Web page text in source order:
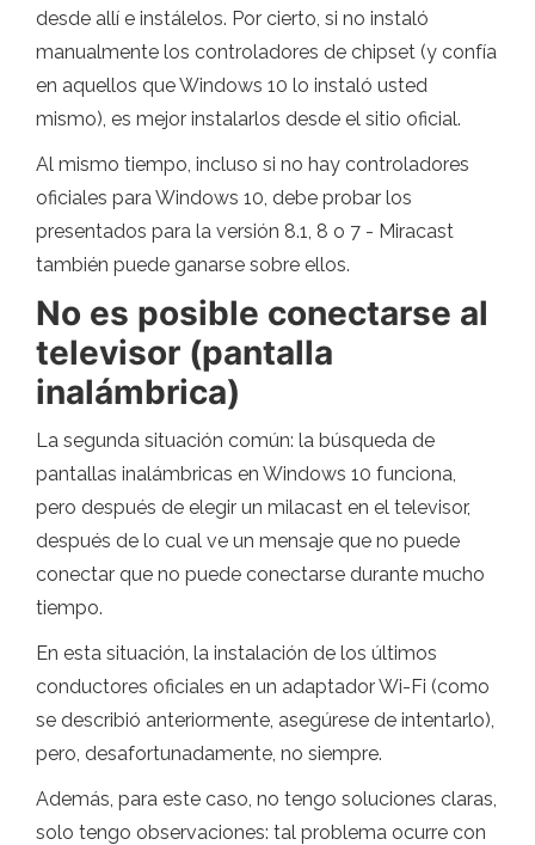
desde allí e instálelos. Por cierto, si no instaló
manualmente los controladores de chipset (y confía
en aquellos que Windows 10 lo instaló usted
mismo), es mejor instalarlos desde el sitio oficial.
Al mismo tiempo, incluso si no hay controladores
oficiales para Windows 10, debe probar los
presentados para la versión 8.1, 8 o 7 - Miracast
también puede ganarse sobre ellos.
No es posible conectarse al
televisor (pantalla
inalámbrica)
La segunda situación común: la búsqueda de
pantallas inalámbricas en Windows 10 funciona,
pero después de elegir un milacast en el televisor,
después de lo cual ve un mensaje que no puede
conectar que no puede conectarse durante mucho
tiempo.
En esta situación, la instalación de los últimos
conductores oficiales en un adaptador Wi-Fi (como
se describió anteriormente, asegúrese de intentarlo),
pero, desafortunadamente, no siempre.
Además, para este caso, no tengo soluciones claras,
solo tengo observaciones: tal problema ocurre con